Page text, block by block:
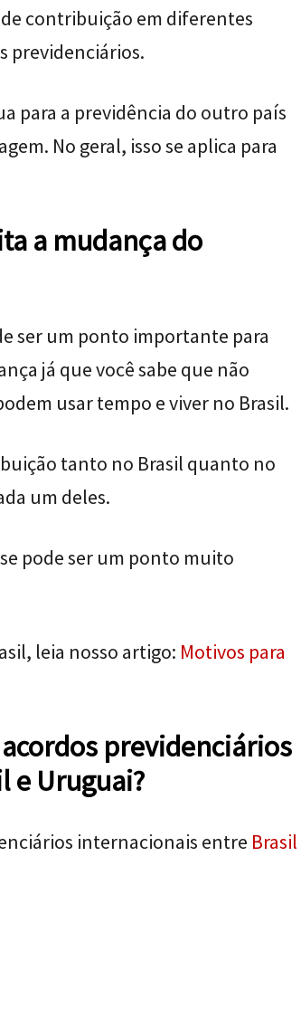
contribuição em diferentes
previdenciários.
para a previdência do outro país
No geral, isso se aplica para
a mudança do
ser um ponto importante para
já que você sabe que não
usar tempo e viver no Brasil.
tanto no Brasil quanto no
um deles.
pode ser um ponto muito
leia nosso artigo: Motivos para
previdenciários
e Uruguai?
internacionais entre Brasil